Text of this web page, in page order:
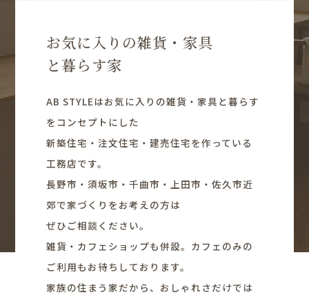
お気に入りの雑貨・家具
と暮らす家
AB STYLEはお気に入りの雑貨・家具と暮らす
をコンセプトにした
新築住宅・注文住宅・建売住宅を作っている
工務店です。
長野市・須坂市・千曲市・上田市・佐久市近
郊で家づくりをお考えの方は
ぜひご相談ください。
雑貨・カフェショップも併設。カフェのみの
ご利用もお待ちしております。
家族の住まう家だから、おしゃれさだけでは